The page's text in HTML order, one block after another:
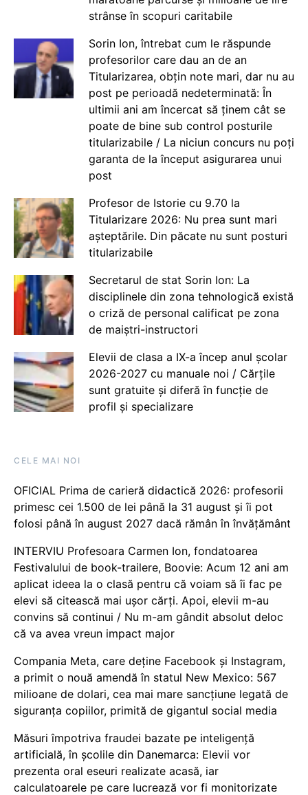
strânse în scopuri caritabile
Sorin Ion, întrebat cum le răspunde
profesorilor care dau an de an
Titularizarea, obțin note mari, dar nu au
post pe perioadă nedeterminată: În
ultimii ani am încercat să ținem cât se
poate de bine sub control posturile
titularizabile / La niciun concurs nu poți
garanta de la început asigurarea unui
post
Profesor de Istorie cu 9.70 la
Titularizare 2026: Nu prea sunt mari
așteptările. Din păcate nu sunt posturi
titularizabile
Secretarul de stat Sorin Ion: La
disciplinele din zona tehnologică există
o criză de personal calificat pe zona
de maiștri-instructori
Elevii de clasa a IX-a încep anul școlar
2026-2027 cu manuale noi / Cărțile
sunt gratuite și diferă în funcție de
profil și specializare
CELE MAI NOI
OFICIAL Prima de carieră didactică 2026: profesorii
primesc cei 1.500 de lei până la 31 august și îi pot
folosi până în august 2027 dacă rămân în învățământ
INTERVIU Profesoara Carmen Ion, fondatoarea
Festivalului de book-trailere, Boovie: Acum 12 ani am
aplicat ideea la o clasă pentru că voiam să îi fac pe
elevi să citească mai ușor cărți. Apoi, elevii m-au
convins să continui / Nu m-am gândit absolut deloc
că va avea vreun impact major
Compania Meta, care deține Facebook și Instagram,
a primit o nouă amendă în statul New Mexico: 567
milioane de dolari, cea mai mare sancțiune legată de
siguranța copiilor, primită de gigantul social media
Măsuri împotriva fraudei bazate pe inteligență
artificială, în școlile din Danemarca: Elevii vor
prezenta oral eseuri realizate acasă, iar
calculatoarele pe care lucrează vor fi monitorizate